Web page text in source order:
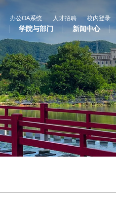
办公OA系统 人才招聘 校内登录
学院与部门 新闻中心
科学研究
科研平台
科研项目
科研奖项
国
合
国
国际合
三亚学院公